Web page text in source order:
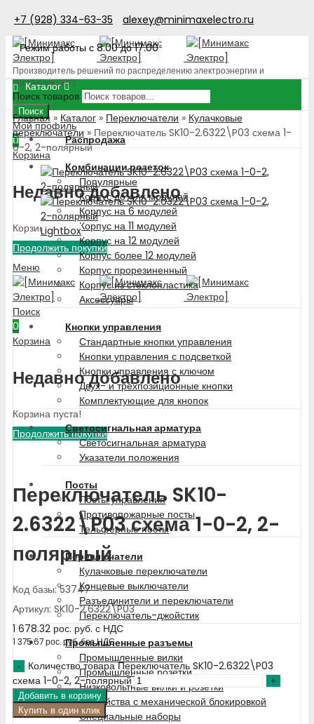
+7 (928) 334-63-35
alexey@minimaxelectro.ru
Режим работы с 8.00 до 17.00
Производитель решений по распределению электроэнергии и
поставщик ЭТП
Поиск товаров
Поиск
Мой профиль
0
Корзина
Недавно добавлено
Корзина пуста!
Продолжить покупки
Меню
Поиск
0
Корзина
Недавно добавлено
Корзина пуста!
Продолжить покупки
Каталог
Распродажа
Комбинации розеток
Популярные
Корпус до 4-х модулей
Корпус на 6 модулей
Корпус на 11 модулей
Корпус на 12 модулей
Корпус более 12 модулей
Корпус прорезиненный
Корпус из стеклопластика
Аксессуары
Кнопки управления
Стандартные кнопки управления
Кнопки управления с подсветкой
Кнопки управления с ключом
Двух- и трехпозиционные кнопки
Комплектующие для кнопок
Светосигнальная арматура
Светосигнальная арматура
Указатели положения
Посты
Посты управления
Противопожарные посты
Тельферные посты
Переключатели
Кулачковые переключатели
Концевые выключатели
Разъединители и переключатели
Переключатель-джойстик
Промышленные разъемы
Промышленные вилки
Промышленные розетки
Низковольтные вилки и розетки
Устройства с механической блокировкой
Специальные наборы
Главная » Каталог » Переключатели » Кулачковые
переключатели » Переключатель SK10-2.6322\P03 схема 1-
0-2, 2-полярный
Lightbox
Переключатель SK10-
2.6322\P03 схема 1-0-2, 2-
полярный
Код базы: 53747
Артикул: SK10-2.6322\P03
1 678.32 рос. руб. с НДС
1 375.67рос. руб.без НДС
Количество товара Переключатель SK10-2.6322\P03
схема 1-0-2, 2-полярный
Добавить в корзину
Купить в один клик